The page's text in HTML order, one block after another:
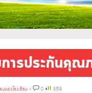
ารประกันคุณ
มของโรงเรียน » 0 359